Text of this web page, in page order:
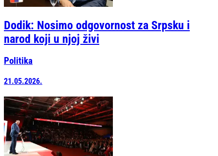
Dodik: Nosimo odgovornost za Srpsku i
narod koji u njoj živi
Politika
21.05.2026.